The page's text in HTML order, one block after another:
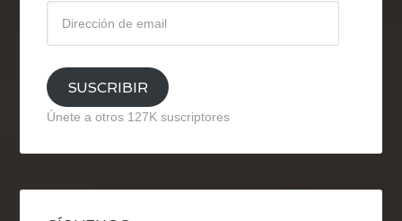
email
SUSCRIBIR
Únete a otros 127K suscriptores